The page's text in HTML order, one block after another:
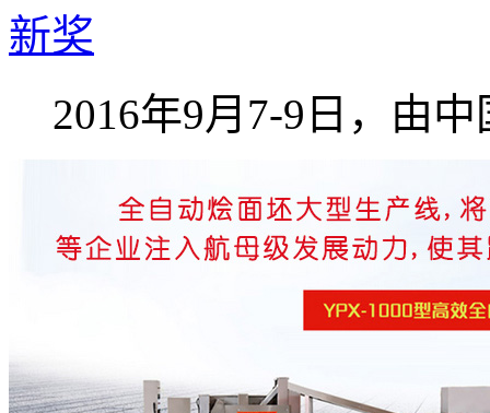
新奖
2016年9月7-9日，由中